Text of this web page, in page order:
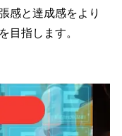
感と達成感をより
目指します。